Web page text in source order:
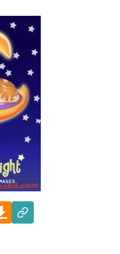
Download
Link